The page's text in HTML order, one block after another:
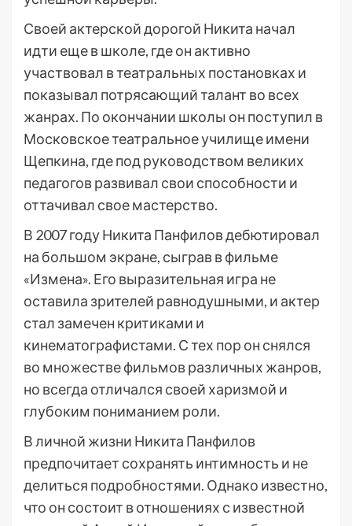
Своей актерской дорогой Никита начал
идти еще в школе, где он активно
участвовал в театральных постановках и
показывал потрясающий талант во всех
жанрах. По окончании школы он поступил в
Московское театральное училище имени
Щепкина, где под руководством великих
педагогов развивал свои способности и
оттачивал свое мастерство.
В 2007 году Никита Панфилов дебютировал
на большом экране, сыграв в фильме
«Измена». Его выразительная игра не
оставила зрителей равнодушными, и актер
стал замечен критиками и
кинематографистами. С тех пор он снялся
во множестве фильмов различных жанров,
но всегда отличался своей харизмой и
глубоким пониманием роли.
В личной жизни Никита Панфилов
предпочитает сохранять интимность и не
делиться подробностями. Однако известно,
что он состоит в отношениях с известной